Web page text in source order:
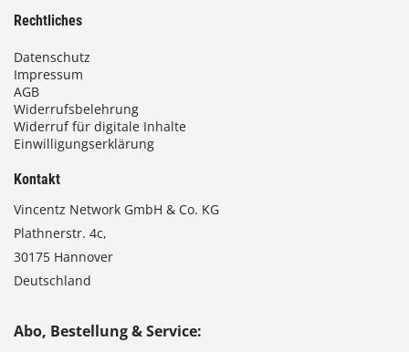
Rechtliches
Datenschutz
Impressum
AGB
Widerrufsbelehrung
Widerruf für digitale Inhalte
Einwilligungserklärung
Kontakt
Vincentz Network GmbH & Co. KG
Plathnerstr. 4c,
30175 Hannover
Deutschland
Abo, Bestellung & Service: